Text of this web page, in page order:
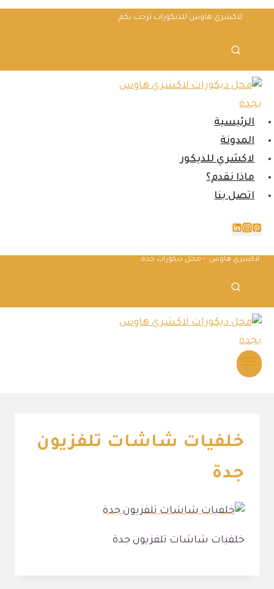
التجاوز
المحتوى
لاكشري هاوس للديكورات ترحب بكم
الرئيسية
المدونة
لاكشري للديكور
ماذا نقدم؟
اتصل بنا
لاكشري هاوس - محل ديكورات جدة.
خلفيات شاشات تلفزيون
جدة
خلفيات شاشات تلفزيون جدة